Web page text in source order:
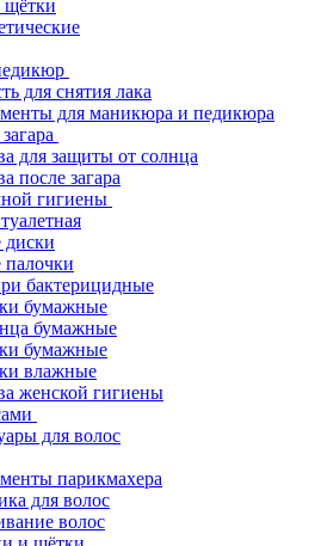
щётки
для снятия лака
для маникюра и педикюра
для защиты от солнца
после загара
гигиены
бактерицидные
бумажные
бумажные
бумажные
влажные
женской гигиены
для волос
парикмахера
для волос
волос